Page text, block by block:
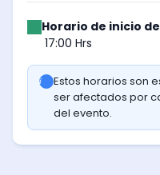
Horario de inicio
17:00 Hrs
Estos horarios son
ser afectados por
del evento.